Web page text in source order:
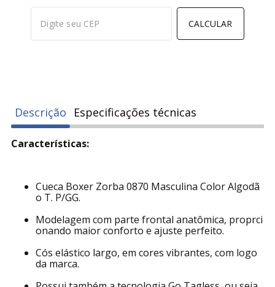
COMPRAR
Calcular frete e prazoNão sei meu cep
Características:
Cueca Boxer Zorba 0870 Masculina Color Algodã
o T. P/GG.
Modelagem com parte frontal anatômica, proprci
onando maior conforto e ajuste perfeito.